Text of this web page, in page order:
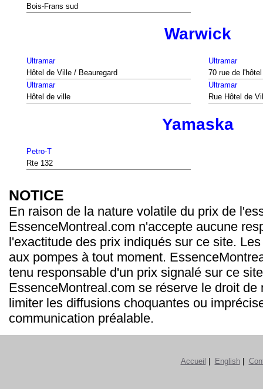
Bois-Frans sud
Warwick
Ultramar
Hôtel de Ville / Beauregard
Ultramar
70 rue de
Ultramar
Hôtel de ville
Ultramar
Rue Hôtel de
Yamaska
Petro-T
Rte 132
NOTICE
En raison de la nature volatile du prix de
EssenceMontreal.com n'accepte aucune
l'exactitude des prix indiqués sur ce site.
aux pompes à tout moment.
tenu responsable d'un prix signalé sur ce
EssenceMontreal.com se réserve le droit de
limiter les diffusions choquantes ou
communication préalable.
Accueil | English|